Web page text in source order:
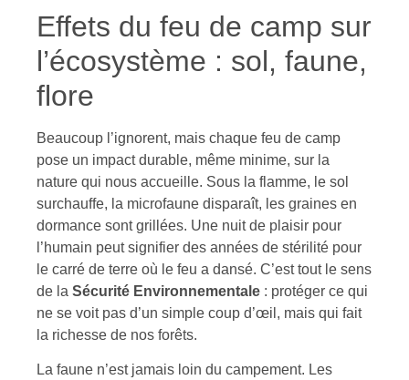
Effets du feu de camp sur
l’écosystème : sol, faune,
flore
Beaucoup l’ignorent, mais chaque feu de camp
pose un impact durable, même minime, sur la
nature qui nous accueille. Sous la flamme, le sol
surchauffe, la microfaune disparaît, les graines en
dormance sont grillées. Une nuit de plaisir pour
l’humain peut signifier des années de stérilité pour
le carré de terre où le feu a dansé. C’est tout le sens
de la Sécurité Environnementale : protéger ce qui
ne se voit pas d’un simple coup d’œil, mais qui fait
la richesse de nos forêts.
La faune n’est jamais loin du campement. Les